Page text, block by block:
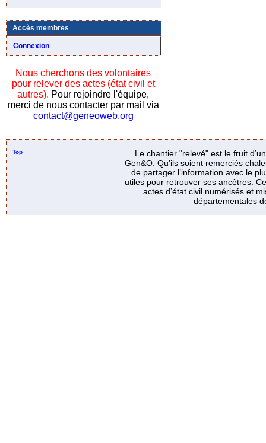
Accès membres
Connexion
Nous cherchons des volontaires
pour relever des actes (état civil et
autres). Pour rejoindre l'équipe,
merci de nous contacter par mail via
contact@geneoweb.org
Top
Le chantier "relevé" est le fruit
Gen&O. Qu’ils soient remerciés
de partager l’information avec le
utiles pour retrouver ses ancêtres.
actes d’état civil numérisés et
départementales